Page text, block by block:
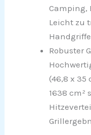
Camping,
Leicht zu
Robuster
(46,8 x 35
1638 cm²